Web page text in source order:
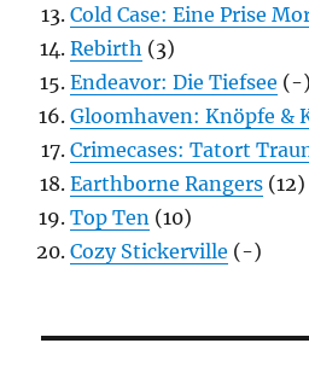
Cold Case: Eine Prise
Rebirth (3)
Endeavor: Die Tiefsee (-)
Gloomhaven: Knöpfe &
Crimecases: Tatort
Earthborne Rangers (12)
Top Ten (10)
Cozy Stickerville (-)